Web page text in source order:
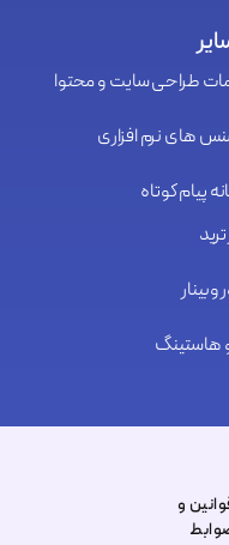
طراحی سایت و محتوا
های نرم افزاری
پیام کوتاه
هاستینگ
و